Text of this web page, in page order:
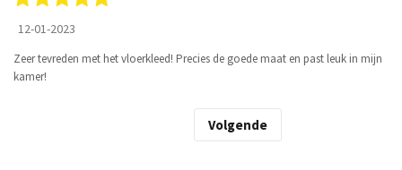
12-01-2023
Zeer tevreden met het vloerkleed! Precies de goede maat en past leuk in mijn
kamer!
Volgende